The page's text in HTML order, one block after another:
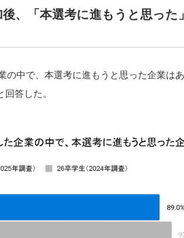
、「本選考に進もうと思った
中で、本選考に進もうと思った企業は
答した。